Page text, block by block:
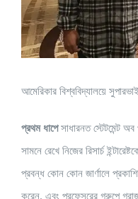
আমেরিকার বিশ্ববিদ্যালয়ে
প্রথম ধাপেসাধারনত স্টেটমেন্ট
সামনে রেখে নিজের রিসার্চ
প্রবন্ধ কোন কোন জার্ণালে
করেন, এবং প্রফেসরের গ্রুপে